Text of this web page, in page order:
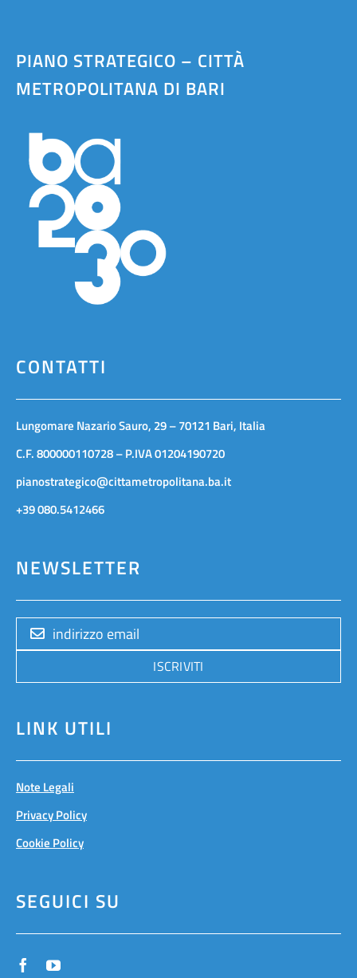
PIANO STRATEGICO – CITTÀ
METROPOLITANA DI BARI
CONTATTI
Lungomare Nazario Sauro, 29 – 70121 Bari, Italia
C.F. 800000110728 – P.IVA 01204190720
pianostrategico@cittametropolitana.ba.it
+39 080.5412466
NEWSLETTER
ISCRIVITI
LINK UTILI
Note Legali
Privacy Policy
Cookie Policy
SEGUICI SU